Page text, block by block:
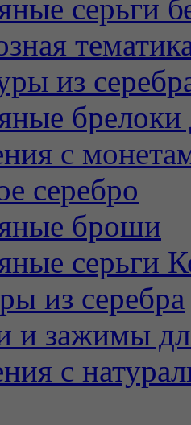
серьги
из
с
серебро
броши
серьги
из серебра
и зажимы
с